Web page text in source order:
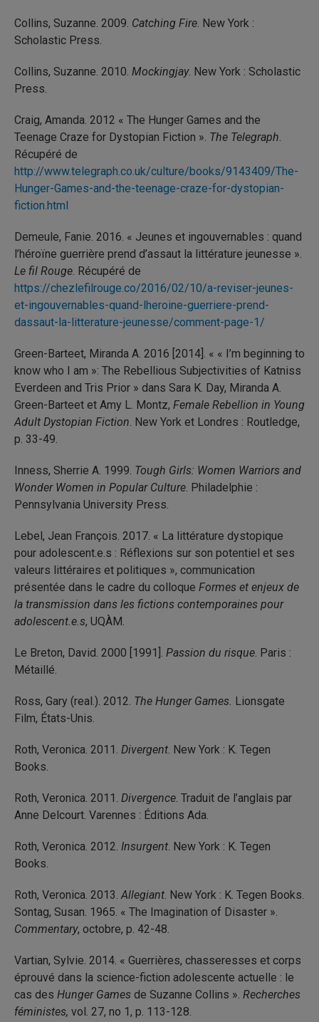
Collins, Suzanne. 2009. Catching Fire . New York :
Scholastic Press.
Collins, Suzanne. 2010. Mockingjay. New York : Scholastic
Press.
Craig, Amanda. 2012 « The Hunger Games and the
Teenage Craze for Dystopian Fiction ». The Telegraph
Récupéré de
http://www.telegraph.co.uk/culture/books/9143409/The-
Hunger-Games-and-the-teenage-craze-for-dystopian-
fiction.html
Demeule, Fanie. 2016. « Jeunes et ingouvernables : quand
l’héroïne guerrière prend d’assaut la littérature jeunesse ».
Le fil Rouge . Récupéré de
https://chezlefilrouge.co/2016/02/10/a-reviser-jeunes-
et-ingouvernables-quand-lheroine-guerriere-prend-
dassaut-la-litterature-jeunesse/comment-page-1/
Green-Barteet, Miranda A. 2016 [2014]. « « I’m beginning to
know who I am »: The Rebellious Subjectivities of Katniss
Everdeen and Tris Prior » dans Sara K. Day, Miranda A.
Green-Barteet et Amy L. Montz, Female Rebellion in Young
Adult Dystopian Fiction . New York et Londres : Routledge,
p. 33-49.
Inness, Sherrie A. 1999. Tough Girls: Women Warriors and
Wonder Women in Popular Culture . Philadelphie :
Pennsylvania University Press.
Lebel, Jean François. 2017. « La littérature dystopique
pour adolescent.e.s : Réflexions sur son potentiel et ses
valeurs littéraires et politiques », communication
présentée dans le cadre du colloque Formes et enjeux de
la transmission dans les fictions contemporaines pour
adolescent.e.s, UQÀM.
Le Breton, David. 2000 [1991]. Passion du risque . Paris :
Métaillé.
Ross, Gary (real.). 2012. The Hunger Games. Lionsgate
Film, États-Unis.
Roth, Veronica. 2011. Divergent . New York : K. Tegen
Books.
Roth, Veronica. 2011. Divergence . Traduit de l’anglais par
Anne Delcourt. Varennes : Éditions Ada.
Roth, Veronica. 2012. Insurgent . New York : K. Tegen
Books.
Roth, Veronica. 2013. Allegiant . New York : K. Tegen Books.
Sontag, Susan. 1965. « The Imagination of Disaster ».
Commentary, octobre, p. 42-48.
Vartian, Sylvie. 2014. « Guerrières, chasseresses et corps
éprouvé dans la science-fiction adolescente actuelle : le
cas des Hunger Games de Suzanne Collins ». Recherches
féministes, vol. 27, no 1, p. 113-128.